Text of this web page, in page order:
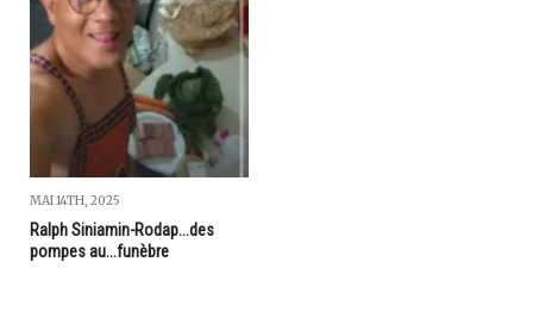
MAI 14TH, 2025
Ralph Siniamin-Rodap...des
pompes au...funèbre